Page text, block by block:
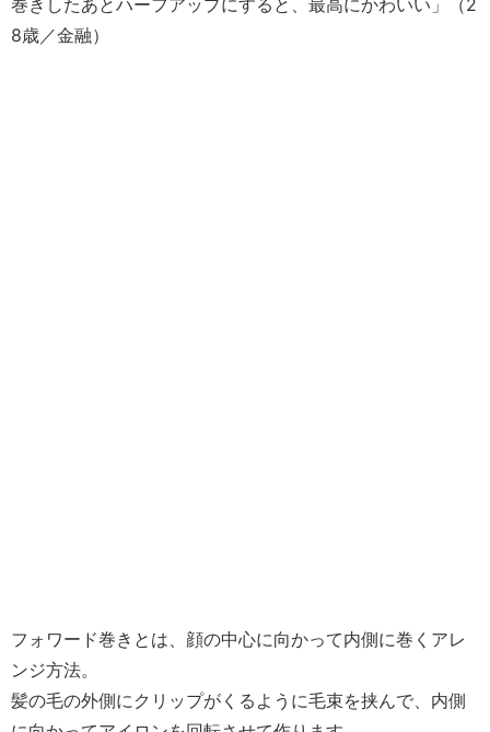
巻きしたあとハーフアップにすると、最高にかわいい」（2
8歳／金融）
フォワード巻きとは、顔の中心に向かって内側に巻くアレ
ンジ方法。
髪の毛の外側にクリップがくるように毛束を挟んで、内側